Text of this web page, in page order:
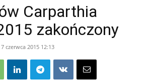
Carparthia
zakończony
7 czerwca 2015 12:13